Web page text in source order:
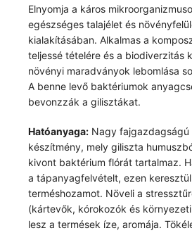
Elnyomja a káros
egészséges talajélet és
kialakításában. Alkalmas a
teljessé tételére és a biodiverzitás
növényi maradványok lebomlása
A benne levő baktériumok
bevonzzák a gilisztákat.
Hatóanyaga: Nagy fajgazdagságú
készítmény, mely giliszta
kivont baktérium flórát tartalmaz.
a tápanyagfelvételt, ezen
terméshozamot. Növeli a
(kártevők, kórokozók és
lesz a termések íze, aromája.